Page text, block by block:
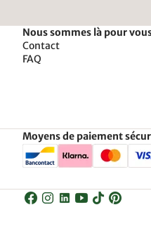
Nous sommes là pour
Contact
FAQ
Moyens de paiement